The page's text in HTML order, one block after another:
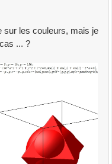
sur les couleurs, mais je
... ?